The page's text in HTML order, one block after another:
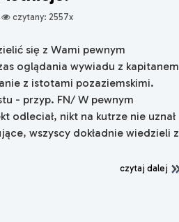
czytany: 2557x
się z Wami pewnym
oglądania wywiadu z kapitanem
z istotami pozaziemskimi.
- przyp. FN/ W pewnym
odleciał, nikt na kutrze nie uznał
wszyscy dokładnie wiedzieli z
czytaj dalej